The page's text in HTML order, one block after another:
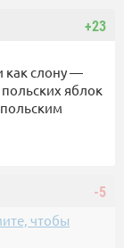
+23
как слону —
яблок
-5
чтобы